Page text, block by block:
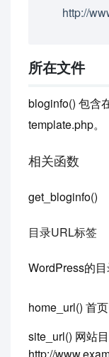
http://
所在文件
bloginfo() 包含
template.php。
相关函数
get_bloginfo()
目录URL标签
WordPress的目
home_url() 首
site_url() 网站